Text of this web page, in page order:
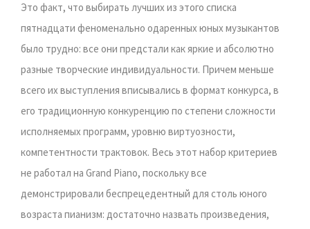
Это факт, что выбирать лучших из этого списка
пятнадцати феноменально одаренных юных музыкантов
было трудно: все они предстали как яркие и абсолютно
разные творческие индивидуальности. Причем меньше
всего их выступления вписывались в формат конкурса, в
его традиционную конкуренцию по степени сложности
исполняемых программ, уровню виртуозности,
компетентности трактовок. Весь этот набор критериев
не работал на Grand Рiano, поскольку все
демонстрировали беспрецедентный для столь юного
возраста пианизм: достаточно назвать произведения,